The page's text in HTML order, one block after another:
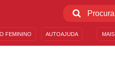
MAIS
FEMININO AUTOAJUDA